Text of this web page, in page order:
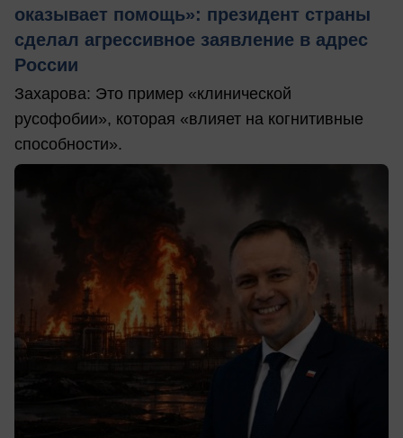
оказывает помощь»: президент страны
сделал агрессивное заявление в адрес
России
Захарова: Это пример «клинической
русофобии», которая «влияет на когнитивные
способности».